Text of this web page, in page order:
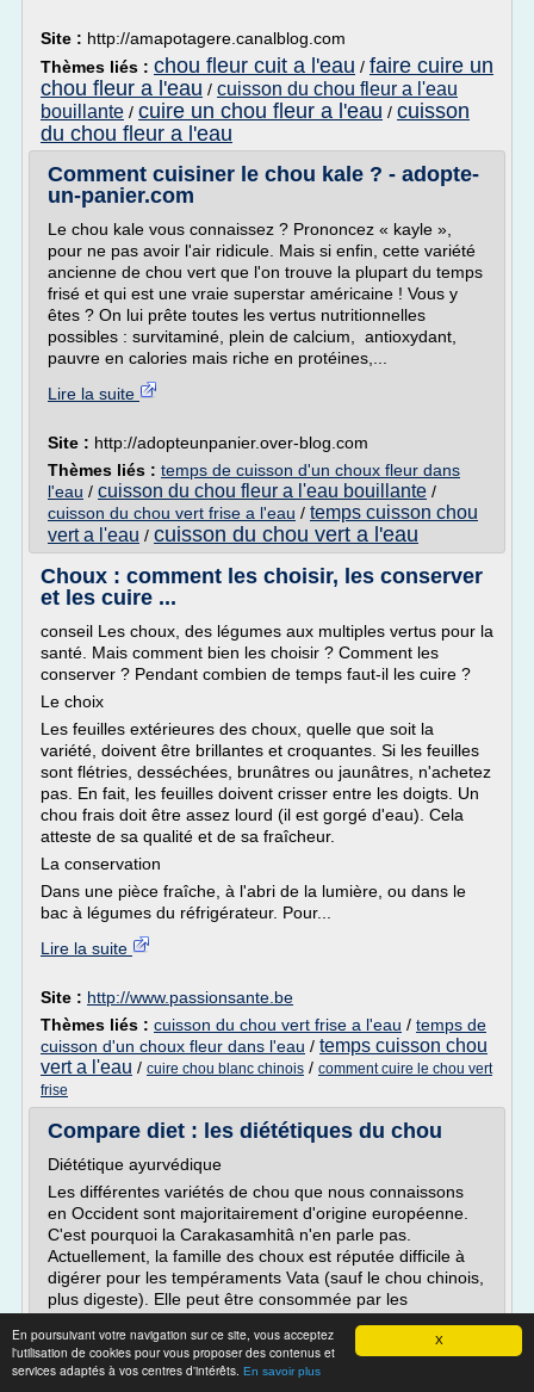
X
En poursuivant votre navigation sur ce site, vous acceptez
l'utilisation de cookies pour vous proposer des contenus et
services adaptés à vos centres d'intérêts. En savoir plus
Site : http://amapotagere.canalblog.com
Thèmes liés : chou fleur cuit a l'eau / faire cuire un
chou fleur a l'eau / cuisson du chou fleur a l'eau
bouillante / cuire un chou fleur a l'eau / cuisson
du chou fleur a l'eau
Comment cuisiner le chou kale ? - adopte-
un-panier.com
Le chou kale vous connaissez ? Prononcez « kayle »,
pour ne pas avoir l'air ridicule. Mais si enfin, cette variété
ancienne de chou vert que l'on trouve la plupart du temps
frisé et qui est une vraie superstar américaine ! Vous y
êtes ? On lui prête toutes les vertus nutritionnelles
possibles : survitaminé, plein de calcium, antioxydant,
pauvre en calories mais riche en protéines,...
Lire la suite
Site : http://adopteunpanier.over-blog.com
Thèmes liés : temps de cuisson d'un choux fleur dans
l'eau / cuisson du chou fleur a l'eau bouillante /
cuisson du chou vert frise a l'eau / temps cuisson chou
vert a l'eau / cuisson du chou vert a l'eau
Choux : comment les choisir, les conserver
et les cuire ...
conseil Les choux, des légumes aux multiples vertus pour la
santé. Mais comment bien les choisir ? Comment les
conserver ? Pendant combien de temps faut-il les cuire ?
Le choix
Les feuilles extérieures des choux, quelle que soit la
variété, doivent être brillantes et croquantes. Si les feuilles
sont flétries, desséchées, brunâtres ou jaunâtres, n'achetez
pas. En fait, les feuilles doivent crisser entre les doigts. Un
chou frais doit être assez lourd (il est gorgé d'eau). Cela
atteste de sa qualité et de sa fraîcheur.
La conservation
Dans une pièce fraîche, à l'abri de la lumière, ou dans le
bac à légumes du réfrigérateur. Pour...
Lire la suite
Site : http://www.passionsante.be
Thèmes liés : cuisson du chou vert frise a l'eau / temps de
cuisson d'un choux fleur dans l'eau / temps cuisson chou
vert a l'eau / cuire chou blanc chinois / comment cuire le chou vert
frise
Compare diet : les diététiques du chou
Diététique ayurvédique
Les différentes variétés de chou que nous connaissons
en Occident sont majoritairement d'origine européenne.
C'est pourquoi la Carakasamhitâ n'en parle pas.
Actuellement, la famille des choux est réputée difficile à
digérer pour les tempéraments Vata (sauf le chou chinois,
plus digeste). Elle peut être consommée par les
Lire la suite